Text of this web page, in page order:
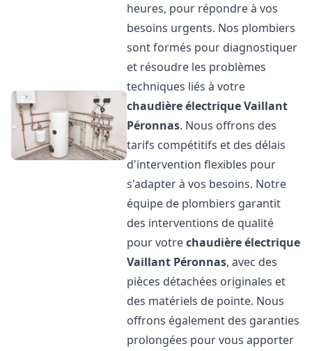
heures, pour répondre à vos
besoins urgents. Nos plombiers
sont formés pour diagnostiquer
et résoudre les problèmes
techniques liés à votre
chaudière électrique Vaillant
Péronnas. Nous offrons des
tarifs compétitifs et des délais
d'intervention flexibles pour
s'adapter à vos besoins. Notre
équipe de plombiers garantit
des interventions de qualité
pour votrechaudière électrique
Vaillant Péronnas, avec des
pièces détachées originales et
des matériels de pointe. Nous
offrons également des garanties
prolongées pour vous apporter